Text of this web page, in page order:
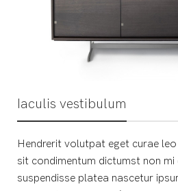
Iaculis vestibulum
Hendrerit volutpat eget curae
sit condimentum dictumst non
suspendisse platea nascetur